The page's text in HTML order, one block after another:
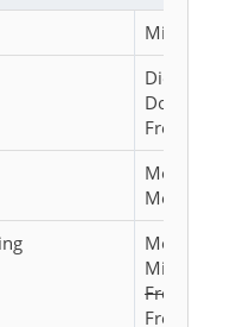
Mittwoch
Dienstag
Freitag
Montag
Montag
Montag
Mittwoch
Freitag
Freitag